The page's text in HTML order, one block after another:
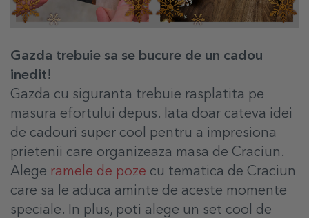
Gazda trebuie sa se bucure de un cadou
inedit!
Gazda cu siguranta trebuie rasplatita pe
masura efortului depus. Iata doar cateva idei
de cadouri super cool pentru a impresiona
prietenii care organizeaza masa de Craciun.
Alege ramele de poze cu tematica de Craciun
care sa le aduca aminte de aceste momente
speciale. In plus, poti alege un set cool de